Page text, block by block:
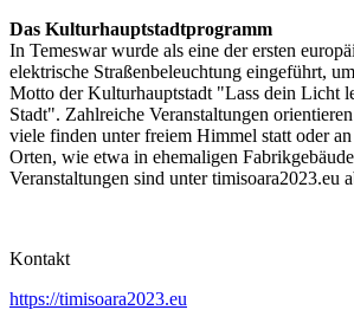
Das Kulturhauptstadtprogramm
In Temeswar wurde als eine der ersten
elektrische Straßenbeleuchtung eingeführt,
Motto der Kulturhauptstadt "Lass dein Licht
Stadt". Zahlreiche Veranstaltungen
viele finden unter freiem Himmel statt oder
Orten, wie etwa in ehemaligen
Veranstaltungen sind unter timisoara2023.eu
Kontakt
https://timisoara2023.eu